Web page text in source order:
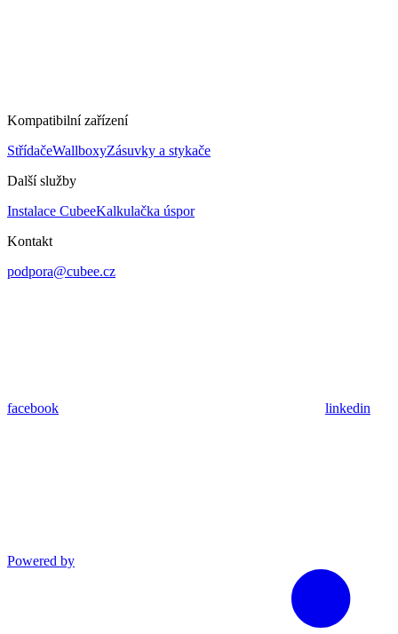
Kompatibilní zařízení
StřídačeWallboxyZásuvky a stykače
Další služby
Instalace CubeeKalkulačka úspor
Kontakt
podpora@cubee.cz
facebook linkedin
Powered by